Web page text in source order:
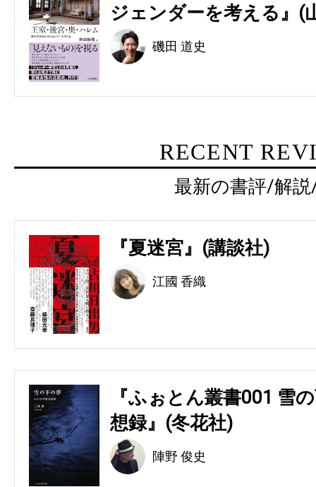
ジェンダーを考える』(
磯田 道史
RECENT
最新の書評/解
『夏迷宮』(講談社)
江國 香織
『ふぉとん叢書001 雪
想録』(冬花社)
陣野 俊史